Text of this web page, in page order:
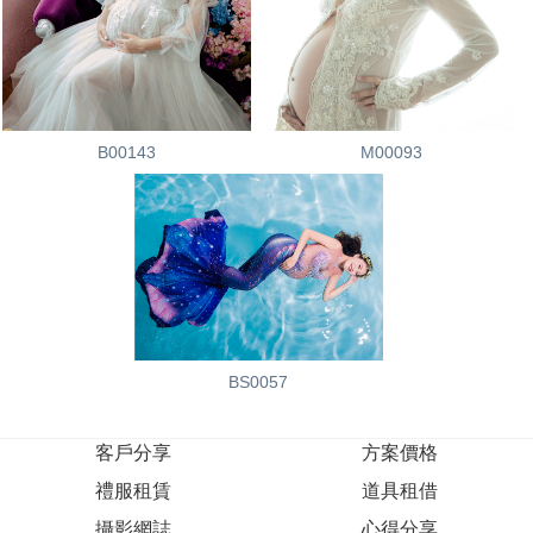
B00143 M00093
BS0057
客戶分享
方案價格
禮服租賃
道具租借
攝影網誌
心得分享